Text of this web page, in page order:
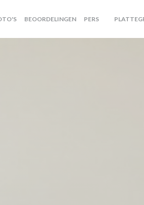
BEOORDELINGEN PERS
((OPENT IN